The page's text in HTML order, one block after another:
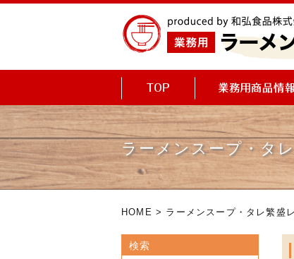
ラーメンスープ・タ
HOME > ラーメンスープ・タレ繁盛
検索